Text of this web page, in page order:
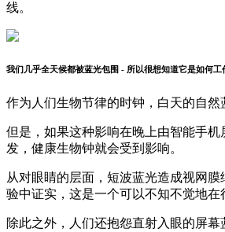
线。
我们几乎全天候都被蓝光包围 - 所以很想知道它是如何工
作为人们生物节律的时钟，白天的自然
但是，如果这种影响在晚上由智能手机
发，健康生物钟就会受到影响。
从对眼睛的层面，短波蓝光造成视网
验中证实，这是一个可以不知不觉地在
除此之外，人们还抱怨直射入眼的屏